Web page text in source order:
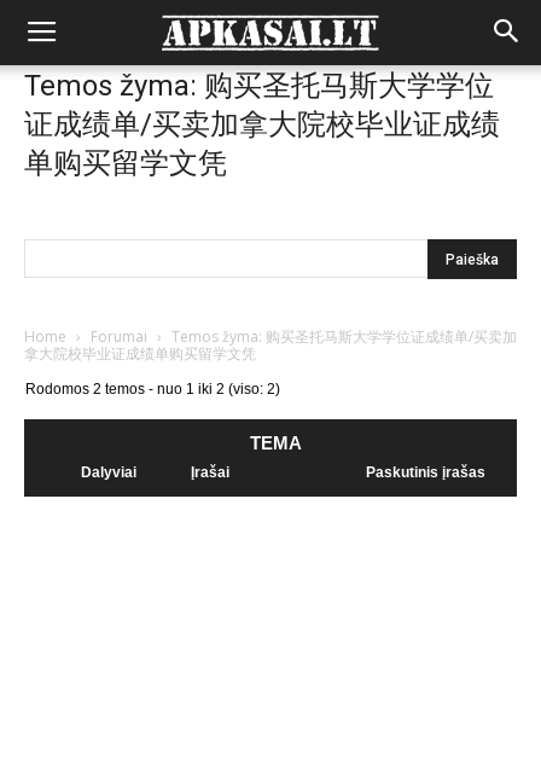
Temos žyma: 购买圣托马斯大学学位
证成绩单/买卖加拿大院校毕业证成绩
单购买留学文凭
Home › Forumai › Temos žyma: 购买圣托马斯大学学位证成绩单/买卖加
拿大院校毕业证成绩单购买留学文凭
Rodomos 2 temos - nuo 1 iki 2 (viso: 2)
TEMA
Dalyviai Įrašai Paskutinis įrašas